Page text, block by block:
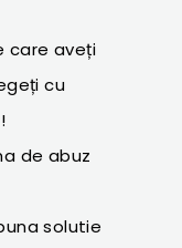
care aveți
cu
de abuz
solutie